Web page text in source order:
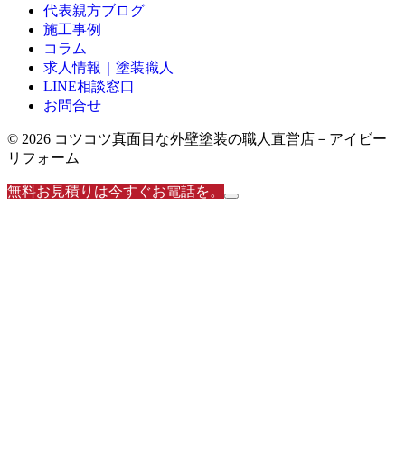
代表親方ブログ
施工事例
コラム
求人情報｜塗装職人
LINE相談窓口
お問合せ
© 2026 コツコツ真面目な外壁塗装の職人直営店－アイビー
リフォーム
無料お見積りは今すぐお電話を。